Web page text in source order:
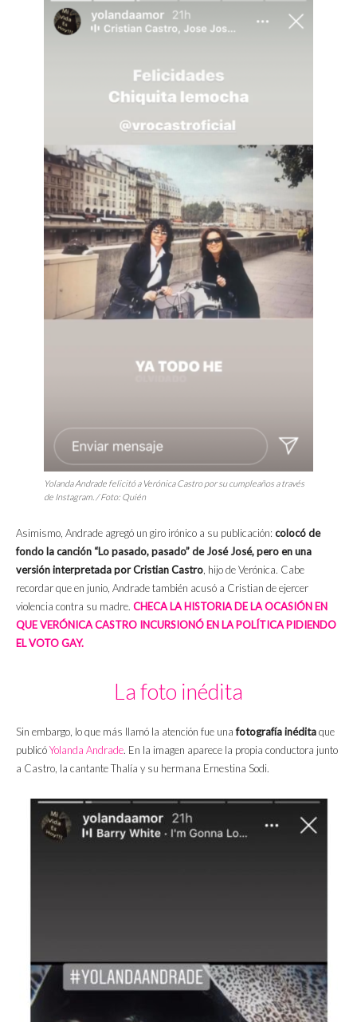
Yolanda Andrade felicitó a Verónica Castro por su cumpleaños a través
de Instagram. / Foto: Quién
Asimismo, Andrade agregó un giro irónico a su publicación: colocó de
fondo la canción “Lo pasado, pasado” de José José, pero en una
versión interpretada por Cristian Castro , hijo de Verónica. Cabe
recordar que en junio, Andrade también acusó a Cristian de ejercer
violencia contra su madre. CHECA LA HISTORIA DE LA OCASIÓN EN
QUE VERÓNICA CASTRO INCURSIONÓ EN LA POLÍTICA PIDIENDO
EL VOTO GAY.
La foto inédita
Sin embargo, lo que más llamó la atención fue unafotografía inéditaque
publicóYolanda Andrade. En la imagen aparece la propia conductora junto
a Castro, la cantante Thalía y su hermana Ernestina Sodi.